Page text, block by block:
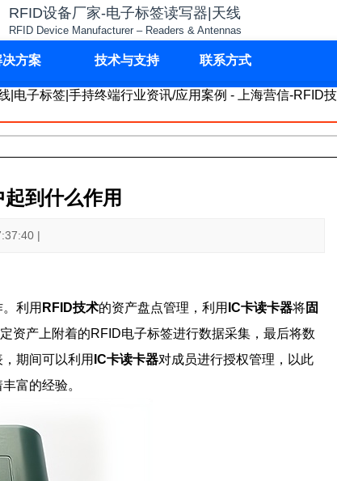
RFID设备厂家-电子标签读写器|天线
RFID Device Manufacturer – Readers & Antennas
决方案 技术与支持 联系方式
到什么作用
|
利用 RFID技术的资产盘点管理，利用 IC卡读卡器将固
资产上附着的RFID电子标签进行数据采集，最后将数
期间可以利用 IC卡读卡器对成员进行授权管理，以此
富的经验。